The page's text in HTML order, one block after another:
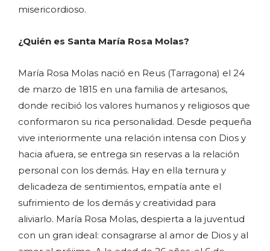
misericordioso.
¿Quién es Santa María Rosa Molas?
María Rosa Molas nació en Reus (Tarragona) el 24
de marzo de 1815 en una familia de artesanos,
donde recibió los valores humanos y religiosos que
conformaron su rica personalidad. Desde pequeña
vive interiormente una relación intensa con Dios y
hacia afuera, se entrega sin reservas a la relación
personal con los demás. Hay en ella ternura y
delicadeza de sentimientos, empatía ante el
sufrimiento de los demás y creatividad para
aliviarlo. María Rosa Molas, despierta a la juventud
con un gran ideal: consagrarse al amor de Dios y al